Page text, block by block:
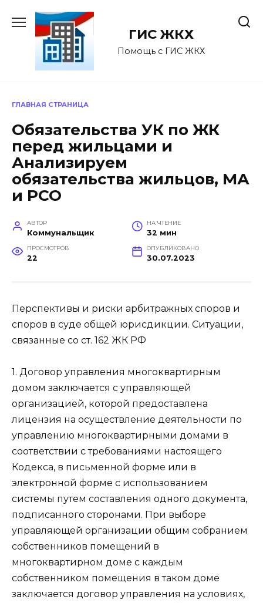
содержанию
ГИС ЖКХ
Помощь с ГИС ЖКХ
ГЛАВНАЯ СТРАНИЦА
Обязательства УК по ЖК
перед жильцами и
Анализируем
обязательства жильцов, МА
и РСО
АВТОР
Коммунальщик
НА ЧТЕНИЕ
32 мин
ПРОСМОТРОВ
22
ОПУБЛИКОВАНО
30.07.2023
Перспективы и риски арбитражных споров и
споров в суде общей юрисдикции. Ситуации,
связанные со ст. 162 ЖК РФ
1. Договор управления многоквартирным
домом заключается с управляющей
организацией, которой предоставлена
лицензия на осуществление деятельности по
управлению многоквартирными домами в
соответствии с требованиями настоящего
Кодекса, в письменной форме или в
электронной форме с использованием
системы путем составления одного документа,
подписанного сторонами. При выборе
управляющей организации общим собранием
собственников помещений в
многоквартирном доме с каждым
собственником помещения в таком доме
заключается договор управления на условиях,